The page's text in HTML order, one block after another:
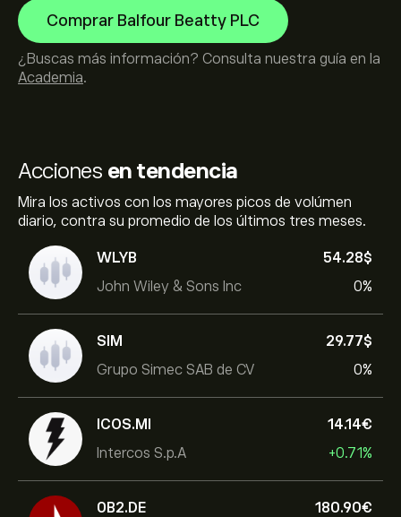
Acciones en tendencia
Mira los activos con los mayores picos de volúmen
diario, contra su promedio de los últimos tres meses.
WLYB
John Wiley & Sons Inc
54.28‎$‎
0%
SIM
Grupo Simec SAB de CV
29.77‎$‎
0%
ICOS.MI
Intercos S.p.A
14.14‎€‎
+0.71%
0B2.DE
180.90‎€‎
Comprar Balfour Beatty PLC
¿Buscas más información? Consulta nuestra guía en la
Academia.